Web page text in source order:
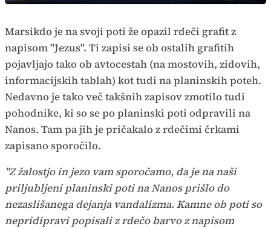
način
Marsikdo je na svoji poti že opazil rdeči grafit z
napisom "Jezus". Ti zapisi se ob ostalih grafitih
pojavljajo tako ob avtocestah (na mostovih, zidovih,
informacijskih tablah) kot tudi na planinskih poteh.
Nedavno je tako več takšnih zapisov zmotilo tudi
pohodnike, ki so se po planinski poti odpravili na
Nanos. Tam pa jih je pričakalo z rdečimi črkami
zapisano sporočilo.
"Z žalostjo in jezo vam sporočamo, da je na naši
priljubljeni planinski poti na Nanos prišlo do
nezaslišanega dejanja vandalizma. Kamne ob poti so
nepridipravi popisali z rdečo barvo z napisom